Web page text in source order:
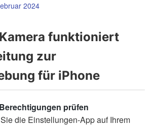
2024
funktioniert
zur
für iPhone
prüfen
die Einstellungen-App auf Ihrem